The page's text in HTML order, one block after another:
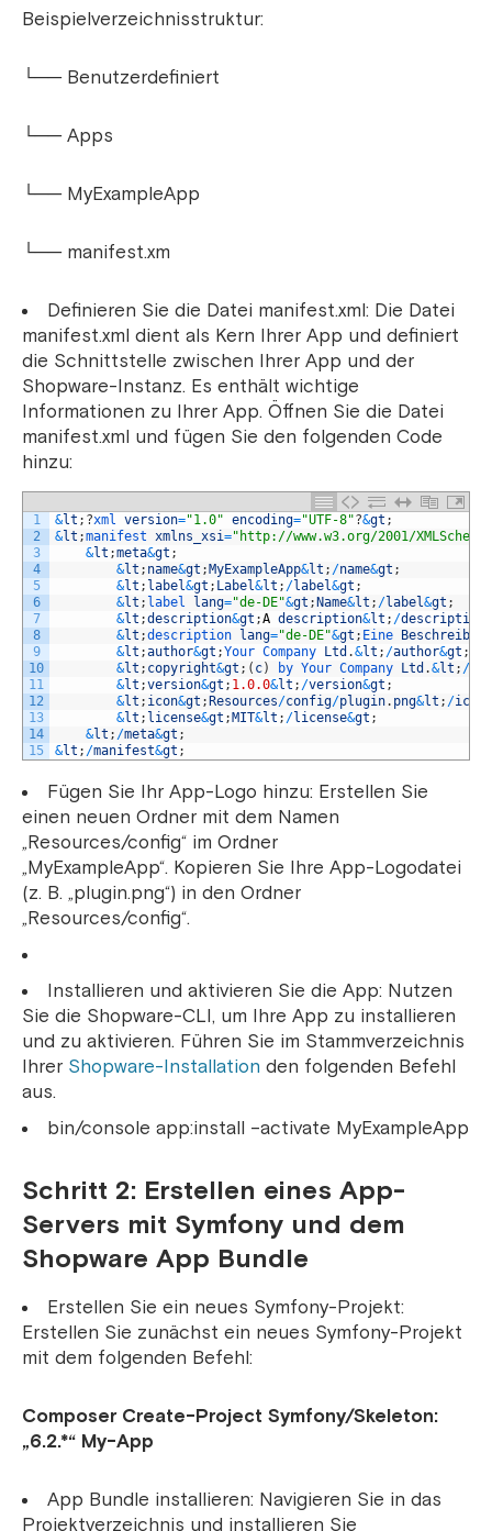
Beispielverzeichnisstruktur:
└── Benutzerdefiniert
└── Apps
└── MyExampleApp
└── manifest.xm
Definieren Sie die Datei manifest.xml: Die Datei
manifest.xml dient als Kern Ihrer App und definiert
die Schnittstelle zwischen Ihrer App und der
Shopware-Instanz. Es enthält wichtige
Informationen zu Ihrer App. Öffnen Sie die Datei
manifest.xml und fügen Sie den folgenden Code
hinzu:
1
2
3
4
5
6
7
8
9
10
11
12
13
14
15
&lt ; ?xml version="1.0" encoding="UTF-8"?&gt ;
&lt ;manifest xmlns_xsi="http://www.w3.org/2001/
&lt ;meta&gt ;
&lt ; name&gt ; MyExampleApp&lt ; /name&gt ;
&lt ; label&gt ; Label&lt ; /label&gt ;
&lt ; label lang="de-DE"&gt ; Name&lt ; /label&gt ;
&lt ;description&gt ;A description&lt ; /description
&lt ;description lang="de-DE"&gt ; Eine
Beschreibung
&lt ;author&gt ;Your Company Ltd .&lt ; /author&gt ;
&lt ; copyright&gt ; ( c) by Your Company Ltd .&lt ; /
&lt ;version&gt ; 1.0.0&lt ; /version&gt ;
&lt ; icon&gt ; Resources/config/plugin. png&lt ; /icon
&lt ; license&gt ; MIT&lt ; /license&gt ;
&lt ; /meta&gt ;
&lt ; /manifest&gt ;
Fügen Sie Ihr App-Logo hinzu: Erstellen Sie
einen neuen Ordner mit dem Namen
„Resources/config“ im Ordner
„MyExampleApp“. Kopieren Sie Ihre App-Logodatei
(z. B. „plugin.png“) in den Ordner
„Resources/config“.
Installieren und aktivieren Sie die App: Nutzen
Sie die Shopware-CLI, um Ihre App zu installieren
und zu aktivieren. Führen Sie im Stammverzeichnis
Ihrer Shopware-Installation den folgenden Befehl
aus.
bin/console app:install –activate MyExampleApp
Schritt 2: Erstellen eines App-
Servers mit Symfony und dem
Shopware App Bundle
Erstellen Sie ein neues Symfony-Projekt:
Erstellen Sie zunächst ein neues Symfony-Projekt
mit dem folgenden Befehl:
Composer Create-Project Symfony/Skeleton:
„6.2.*“ My-App
App Bundle installieren: Navigieren Sie in das
Projektverzeichnis und installieren Sie